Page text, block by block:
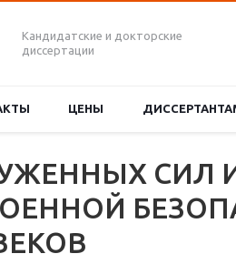
Кандидатские и докторские
диссертации
ЦЕНЫ
СИЛ